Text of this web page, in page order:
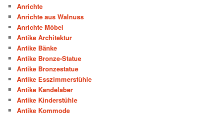
Anrichte
Anrichte aus Walnuss
Anrichte Möbel
Antike Architektur
Antike Bänke
Antike Bronze-Statue
Antike Bronzestatue
Antike Esszimmerstühle
Antike Kandelaber
Antike Kinderstühle
Antike Kommode